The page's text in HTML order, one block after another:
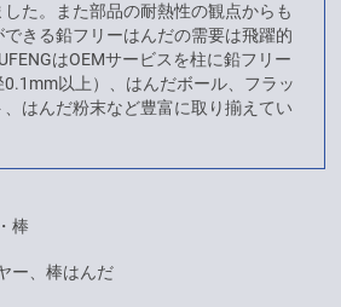
た。また部品の耐熱性の観点からも
きる鉛フリーはんだの需要は飛躍的
はOEMサービスを柱に鉛フリー
以上）、はんだボール、フラッ
はんだ粉末など豊富に取り揃えてい
棒
ー、棒はんだ